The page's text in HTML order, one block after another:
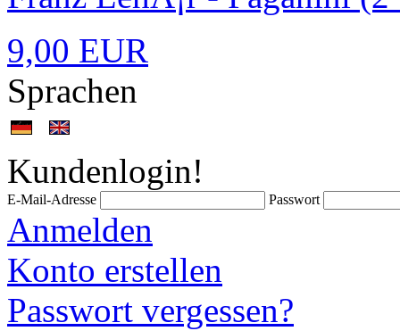
9,00 EUR
Sprachen
Kundenlogin!
E-Mail-Adresse Passwort
Anmelden
Konto erstellen
Passwort vergessen?